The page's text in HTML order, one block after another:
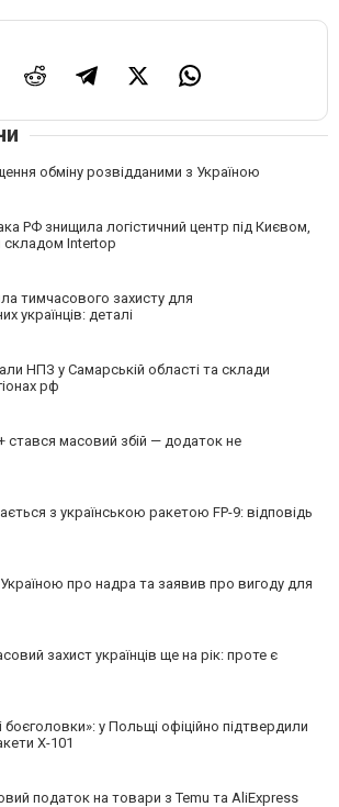
обміну розвідданими з Україною
РФ знищила логістичний центр під Києвом,
Intertop
тимчасового захисту для
українців: деталі
НПЗ у Самарській області та склади
рф
стався масовий збій — додаток не
з українською ракетою FP-9: відповідь
про надра та заявив про вигоду для
захист українців ще на рік: проте є
боєголовки»: у Польщі офіційно підтвердили
Х-101
податок на товари з Temu та AliExpress